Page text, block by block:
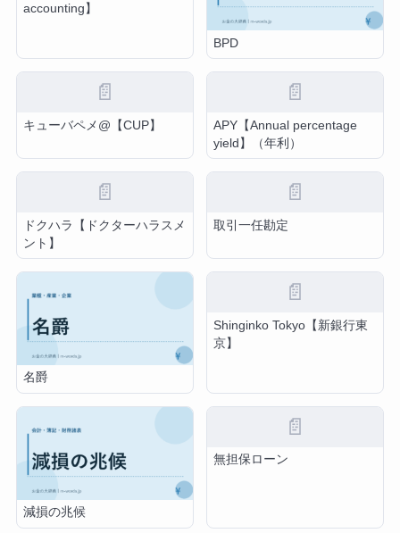
accounting】
BPD
📄
キューバペメ@【CUP】
📄
APY【Annual percentage
yield】（年利）
📄
ドクハラ【ドクターハラスメ
ント】
📄
取引一任勘定
名爵
📄
Shinginko Tokyo【新銀行東
京】
減損の兆候
📄
無担保ローン